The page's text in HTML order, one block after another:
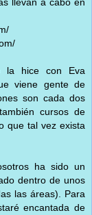
llevan a cabo en
la hice con Eva
viene gente de
son cada dos
cursos de
que tal vez exista
ha sido un
dentro de unos
las áreas). Para
encantada de